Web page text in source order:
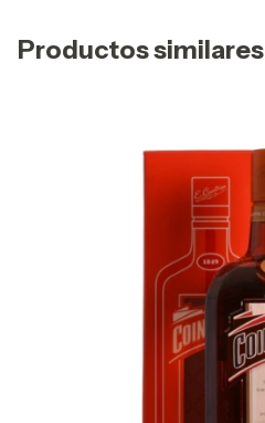
Productos similares